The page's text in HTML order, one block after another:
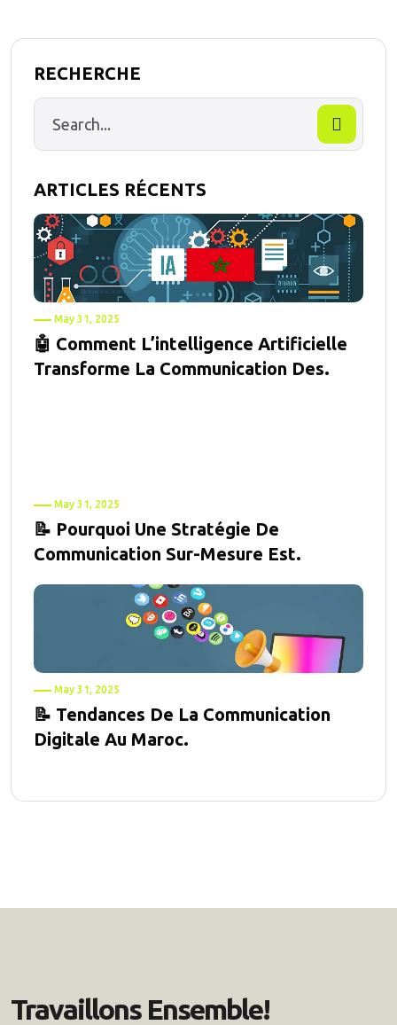
RECHERCHE
ARTICLES RÉCENTS
May 31, 2025
🤖 Comment L’intelligence Artificielle
Transforme La Communication Des.
May 31, 2025
📝 Pourquoi Une Stratégie De
Communication Sur-Mesure Est.
May 31, 2025
📝 Tendances De La Communication
Digitale Au Maroc.
Travaillons Ensemble!